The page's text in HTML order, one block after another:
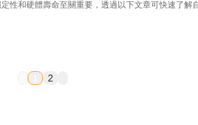
性和硬體壽命至關重要，透過以下文章可快速了解
2